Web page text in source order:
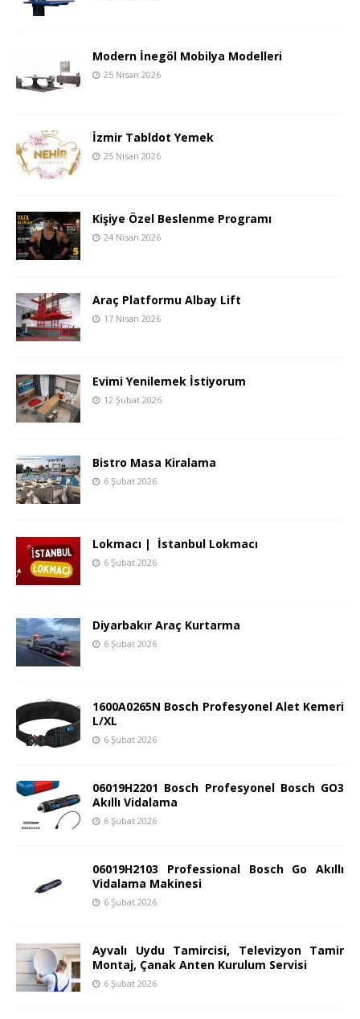
Modern İnegöl Mobilya Modelleri
25 Nisan 2026
İzmir Tabldot Yemek
25 Nisan 2026
Kişiye Özel Beslenme Programı
24 Nisan 2026
Araç Platformu Albay Lift
17 Nisan 2026
Evimi Yenilemek İstiyorum
12 Şubat 2026
Bistro Masa Kiralama
6 Şubat 2026
Lokmacı | İstanbul Lokmacı
6 Şubat 2026
Diyarbakır Araç Kurtarma
6 Şubat 2026
1600A0265N Bosch Profesyonel Alet Kemeri
L/XL
6 Şubat 2026
06019H2201 Bosch Profesyonel Bosch GO3
Akıllı Vidalama
6 Şubat 2026
06019H2103 Professional Bosch Go Akıllı
Vidalama Makinesi
6 Şubat 2026
Ayvalı Uydu Tamircisi, Televizyon Tamir
Montaj, Çanak Anten Kurulum Servisi
6 Şubat 2026